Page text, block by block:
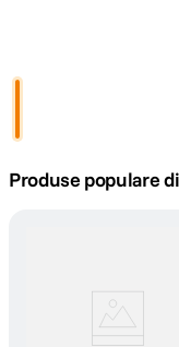
4. peak design
Produse populare